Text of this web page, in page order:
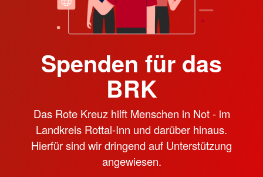
Spenden für das
BRK
Das Rote Kreuz hilft Menschen in Not - im
Landkreis Rottal-Inn und darüber hinaus.
Hierfür sind wir dringend auf Unterstützung
angewiesen.